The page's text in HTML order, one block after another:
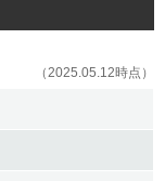
（2025.05.12時点）